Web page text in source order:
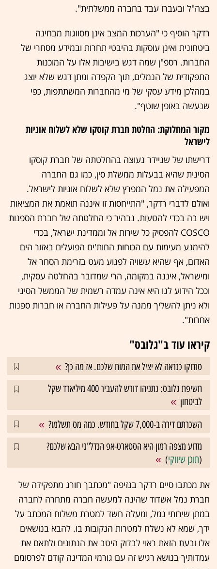
בצה"ל ובעברו עבד בחברה ממשלתית".
רדקר הוסיף כי "הערכות המצב אינן מסווגות מבחינה
ביטחונית ואינן עוסקות בהיבטי תחרות ובמידע מסחרי של
החברות. רספ"ן שמה דגש בישיבות אלו על המוכנות
התפקודית של הנמלים, תוך הקפדה ומתן דגש שלא יוצג
במהלכן מידע עסקי של מי מהחברות המשתתפות, כפי
שנעשה באופן שוטף".
מקור המחלוקת: החלטת חברת קוסקו שלא לשלוח אוניות
לישראל
דרישתו של שניידר נעוצה בהחלטתה של חברת קוסקו
הסינית שהיא בבעלות ממשלת סין, כמו גם החברה
המפעילה את נמל המפרץ שלא לשלוח אוניות לישראל.
ואולם לדברי רדקר, "התייחסות זו איננה תואמת את המציאות
ויש בה בכדי להטעות. נבהיר כי החלטתה של חברת הספנות
COSCO להפסיק כל שירות אל וממדינת ישראל, בכדי
להימנע מעימות עם הכוחות החות'ים הפועלים באזור הים
האדום, אף שהיא עשויה לפגוע מעט בזרימת הסחר אל
ומישראל, איננה במקומה, הרי שמדובר בהחלטה עסקית,
וככל הידוע לנו היא אינה עמדה רשמית של הממשל הסיני
ולא ניתן להשליך ממנה על פעילות החברה או חברות ספנות
אחרות".
קיראו עוד ב"גלובס"
סודוקו כנראה לא יציל את המוח שלכם. אז מה כן?
חשיפת גלובס: נתניהו דורש להעביר 400 מיליארד שקל
לביטחון
השכרתם דירה ב-7,000 שקל בחודש. כמה מס תשלמו?
מדוע מצפה רמון היא הסטארט-אפ הנדל"ני הבא שלכם?
(תוכן שיווקי)
את מכתבו סיים רדקר בנזיפה "מכתבך חורג מתפקידה של
חברת נמל אשדוד שהינה למעשה חברה מתחרה לחברה
במתן שירותי נמל, ומעלה חשד למטרת משלוח המכתב על
ידך, שמא לא נשלח למטרות הנקובות בו. להבא בנושאים
אלו ובעת הזאת ראוי לבדוק היטב את הנתונים ולתאם את
עמדותיך בנושא רגיש זה עם גורמי המדינה קודם לפרסומם